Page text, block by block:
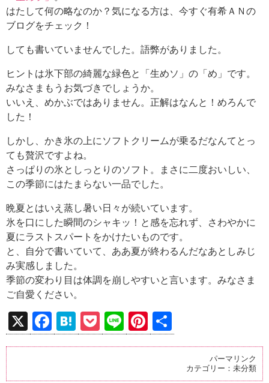
はたして何の略なのか？気になる方は、今すぐ有希ＡＮの
ブログをチェック！
しても書いていませんでした。語弊がありました。
ヒントは氷下部の綺麗な緑色と「生めソ」の「め」です。
みなさまもうお気づきでしょうか。
いいえ、めかぶではありません。正解はなんと！めろんで
した！
しかし、かき氷の上にソフトクリームが乗るだなんてとっ
ても贅沢ですよね。
さっぱりの氷としっとりのソフト。まさに二度おいしい、
この季節にはたまらない一品でした。
晩夏とはいえ蒸し暑い日々が続いています。
氷を口にした瞬間のシャキッ！と感を忘れず、さわやかに
夏にラストスパートをかけたいものです。
と、自分で書いていて、ああ夏が終わるんだなあとしみじ
み実感しました。
季節の変わり目は体調を崩しやすいと言います。みなさま
ご自愛ください。
X
F
a
H
at
P
o
Li
n
Pi
nt 有
パーマリンク
カテゴリー： 未分類